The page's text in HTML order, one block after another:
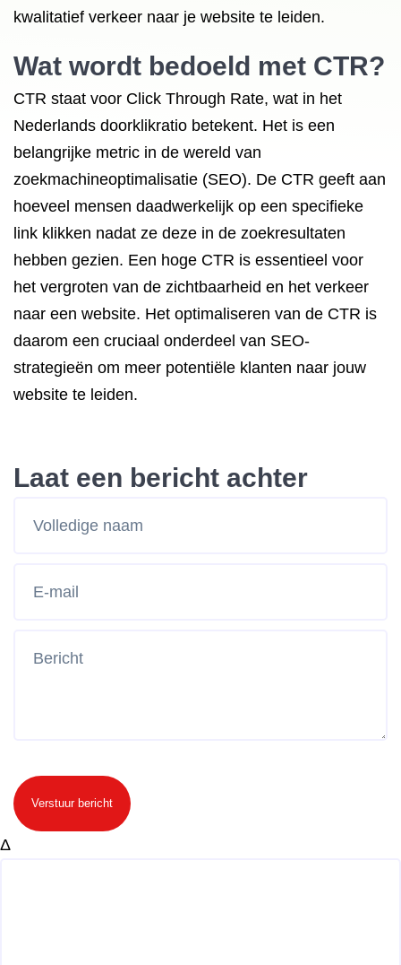
kwalitatief verkeer naar je website te leiden.
Wat wordt bedoeld met CTR?
CTR staat voor Click Through Rate, wat in het
Nederlands doorklikratio betekent. Het is een
belangrijke metric in de wereld van
zoekmachineoptimalisatie (SEO). De CTR geeft aan
hoeveel mensen daadwerkelijk op een specifieke
link klikken nadat ze deze in de zoekresultaten
hebben gezien. Een hoge CTR is essentieel voor
het vergroten van de zichtbaarheid en het verkeer
naar een website. Het optimaliseren van de CTR is
daarom een cruciaal onderdeel van SEO-
strategieën om meer potentiële klanten naar jouw
website te leiden.
Laat een bericht achter
Verstuur bericht
Δ